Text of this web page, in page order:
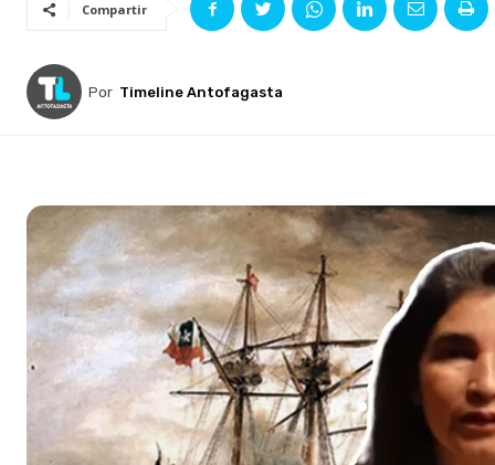
Compartir
Por Timeline Antofagasta